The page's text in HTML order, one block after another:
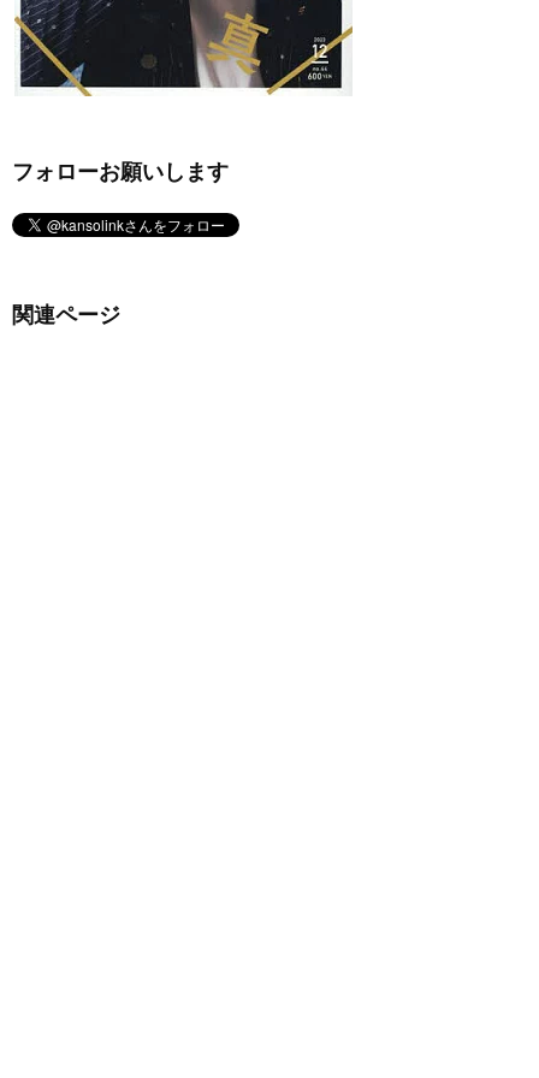
フォローお願いします
関連ページ